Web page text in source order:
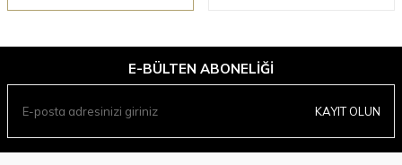
E-BÜLTEN ABONELIĞI
KAYIT OLUN